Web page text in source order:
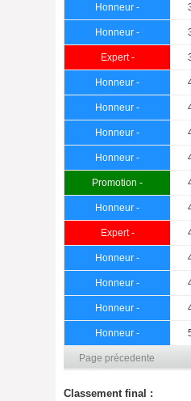
Honneur -
Honneur -
Expert -
Honneur -
Honneur -
Honneur -
Honneur -
Promotion -
Honneur -
Expert -
Honneur -
Honneur -
Honneur -
Honneur -
Page précedente
Classement final :